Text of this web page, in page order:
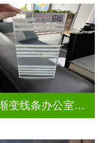
几何渐变线条办公室彩色渐变玻璃